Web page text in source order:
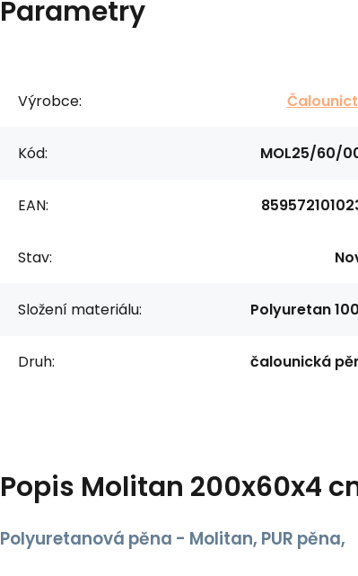
Parametry
Výrobce:
Kód: MOL25/60/
EAN:
Stav:
Složení materiálu: Polyuretan
Druh: čalounická
Popis Molitan 200x60x4
Polyuretanová pěna - Molitan, PUR pěna,